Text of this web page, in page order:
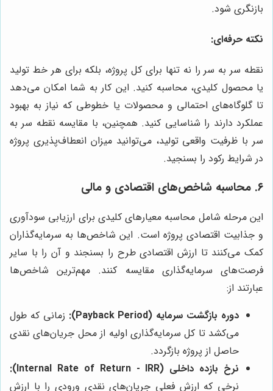
بازنگری شود.
نکته حرفه‌ای:
نقطه سر به سر را نه تنها برای کل پروژه، بلکه برای هر خط تولید
یا محصول کلیدی، محاسبه کنید. این کار به شما امکان می‌دهد
تا گلوگاه‌های احتمالی و محصولات یا خطوطی که نیاز به بهبود
عملکرد دارند را شناسایی کنید. همچنین، با مقایسه نقطه سر به
سر با ظرفیت واقعی تولید، می‌توانید میزان انعطاف‌پذیری پروژه
در شرایط رکود را بسنجید.
۶. محاسبه شاخص‌های اقتصادی و مالی
این مرحله شامل محاسبه معیارهای کلیدی برای ارزیابی سودآوری
و جذابیت اقتصادی پروژه است. این شاخص‌ها به سرمایه‌گذاران
کمک می‌کنند تا ارزش اقتصادی طرح را بسنجند و آن را با سایر
فرصت‌های سرمایه‌گذاری مقایسه کنند. مهم‌ترین شاخص‌ها
عبارتند از:
دوره بازگشت سرمایه (Payback Period):
زمانی که طول
می‌کشد تا کل سرمایه‌گذاری اولیه از محل جریان‌های نقدی
حاصل از پروژه بازگردد.
نرخ بازده داخلی (Internal Rate of Return - IRR):
نرخی که ارزش فعلی جریان‌های نقدی ورودی را با ارزش